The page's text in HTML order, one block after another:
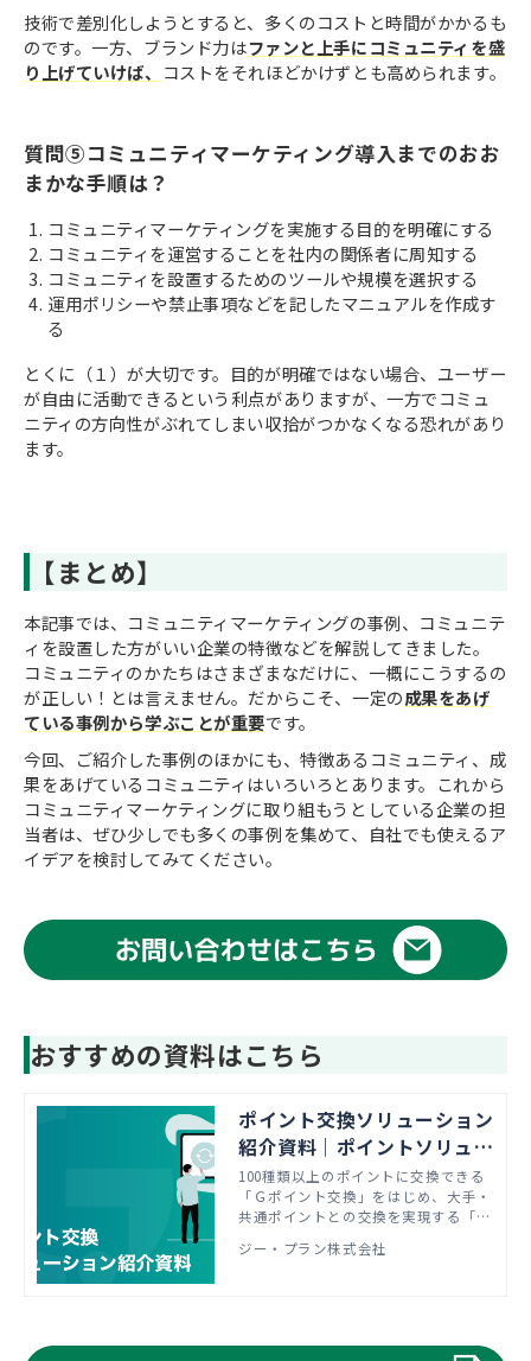
技術で差別化しようとすると、多くのコストと時間がかかるも
のです。一方、ブランド力はファンと上手にコミュニティを盛
り上げていけば、 コストをそれほどかけずとも高められます。
質問⑤コミュニティマーケティング導入までのおお
まかな手順は？
コミュニティマーケティングを実施する目的を明確にする
コミュニティを運営することを社内の関係者に周知する
コミュニティを設置するためのツールや規模を選択する
運用ポリシーや禁止事項などを記したマニュアルを作成す
る
とくに（１）が大切です。目的が明確ではない場合、ユーザー
が自由に活動できるという利点がありますが、一方でコミュ
ニティの方向性がぶれてしまい収拾がつかなくなる恐れがあり
ます。
【まとめ】
本記事では、コミュニティマーケティングの事例、コミュニテ
ィを設置した方がいい企業の特徴などを解説してきました。
コミュニティのかたちはさまざまなだけに、一概にこうするの
が正しい！とは言えません。だからこそ、一定の成果をあげ
ている事例から学ぶことが重要です。
今回、ご紹介した事例のほかにも、特徴あるコミュニティ、成
果をあげているコミュニティはいろいろとあります。これから
コミュニティマーケティングに取り組もうとしている企業の担
当者は、ぜひ少しでも多くの事例を集めて、自社でも使えるア
イデアを検討してみてください。
おすすめの資料はこちら
ポイント交換ソリューション
紹介資料｜ポイントソリュー
ションならジー・プラン
100種類以上のポイントに交換できる
「Ｇポイント交換」をはじめ、大手・
共通ポイントとの交換を実現する「ポ
交換ソリューションのご紹介資料で
ジー・プラン株式会社